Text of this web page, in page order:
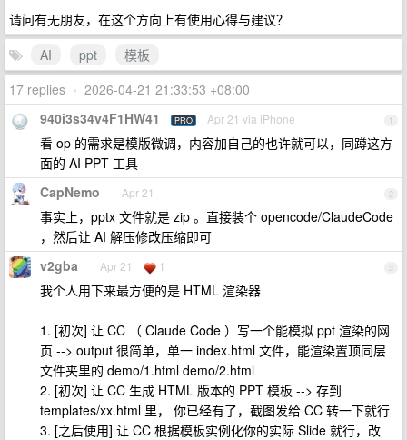
请问有无朋友，在这个方向上有使用心得与建议？
AI
ppt
模板
17 replies • 2026-04-21 21:33:53 +08:00
1
940i3s34v4F1HW41 PRO Apr 21 via iPhone
看 op 的需求是模版微调，内容加自己的也许就可以，同蹲这方
面的 AI PPT 工具
2
CapNemo Apr 21
事实上，pptx 文件就是 zip 。直接装个 opencode/ClaudeCode
，然后让 AI 解压修改压缩即可
3
v2gba Apr 21 1
我个人用下来最方便的是 HTML 渲染器
1. [初次] 让 CC （ Claude Code ）写一个能模拟 ppt 渲染的网
页 --> output 很简单，单一 index.html 文件，能渲染置顶同层
文件夹里的 demo/1.html demo/2.html
2. [初次] 让 CC 生成 HTML 版本的 PPT 模板 --> 存到
templates/xx.html 里， 你已经有了，截图发给 CC 转一下就行
3. [之后使用] 让 CC 根据模板实例化你的实际 Slide 就行，改